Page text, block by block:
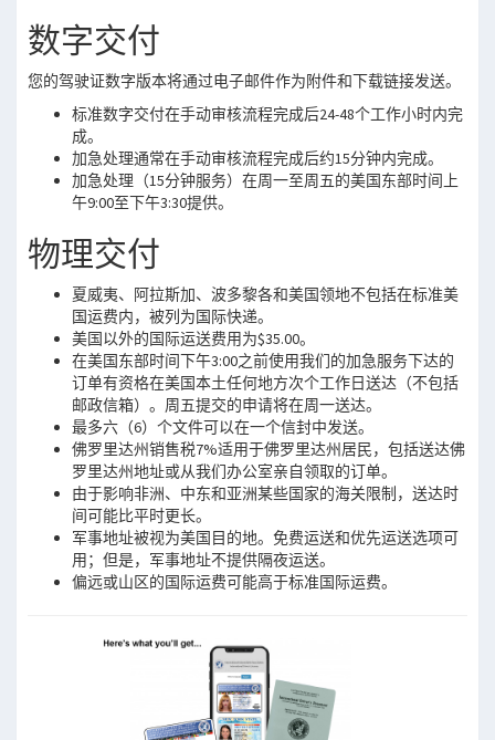
数字交付
您的驾驶证数字版本将通过电子邮件作为附件和下载链接发送。
标准数字交付在手动审核流程完成后24-48个工作小时内完
成。
加急处理通常在手动审核流程完成后约15分钟内完成。
加急处理（15分钟服务）在周一至周五的美国东部时间上
午9:00至下午3:30提供。
物理交付
夏威夷、阿拉斯加、波多黎各和美国领地不包括在标准美
国运费内，被列为国际快递。
美国以外的国际运送费用为$35.00。
在美国东部时间下午3:00之前使用我们的加急服务下达的
订单有资格在美国本土任何地方次个工作日送达（不包括
邮政信箱）。周五提交的申请将在周一送达。
最多六（6）个文件可以在一个信封中发送。
佛罗里达州销售税7%适用于佛罗里达州居民，包括送达佛
罗里达州地址或从我们办公室亲自领取的订单。
由于影响非洲、中东和亚洲某些国家的海关限制，送达时
间可能比平时更长。
军事地址被视为美国目的地。免费运送和优先运送选项可
用；但是，军事地址不提供隔夜运送。
偏远或山区的国际运费可能高于标准国际运费。